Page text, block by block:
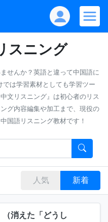
スニング
せんか？英語と違って中国語に
は学習素材としても学習ツー
文リスニング』は初心者のリス
グ内容編集や加工まで、現役の
国語リスニング教材です！
人気 新着
（消えた「どうし